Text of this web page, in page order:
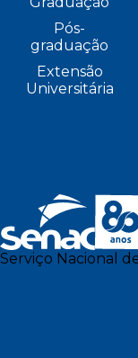
Pós-
graduação
Extensão
Universitária
Serviço Nacional